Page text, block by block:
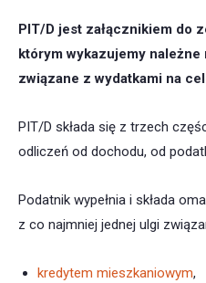
PIT/D jest załącznikiem do
którym wykazujemy
związane z wydatkami na
PIT/D składa się z trzech
odliczeń od dochodu, od
Podatnik wypełnia i składa
z co najmniej jednej ulgi
kredytem mieszkaniowym,